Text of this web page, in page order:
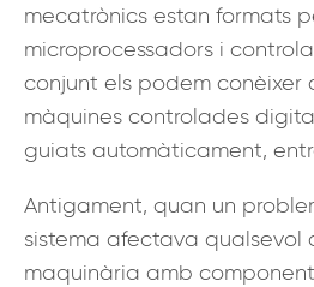
mecatrònics estan formats
microprocessadors i
conjunt els podem conèixer
màquines controlades
guiats automàticament,
Antigament, quan un
sistema afectava qualsevol
maquinària amb